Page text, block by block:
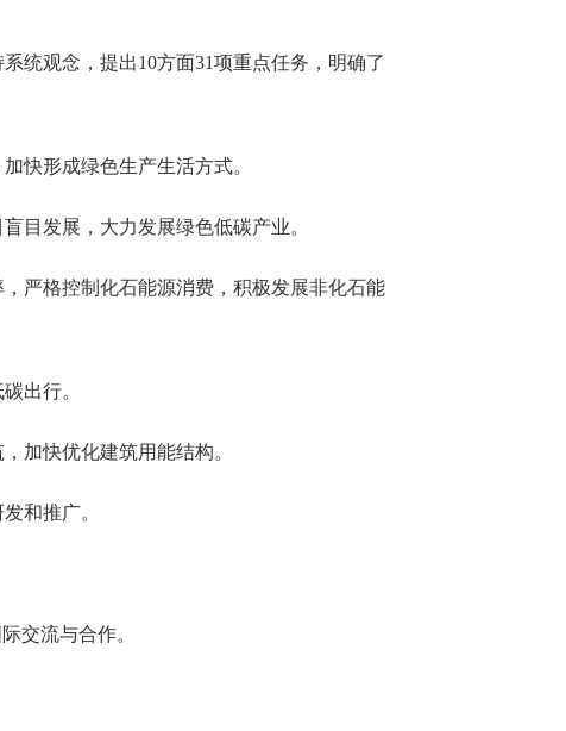
统观念，提出10方面31项重点任务，明确了
快形成绿色生产生活方式。
目发展，大力发展绿色低碳产业。
严格控制化石能源消费，积极发展非化石能
出行。
加快优化建筑用能结构。
和推广。
交流与合作。